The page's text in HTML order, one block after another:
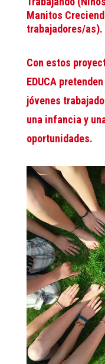
Manitos
trabajadores/as).
Con estos
EDUCA
jóvenes
una infancia y
oportunidades.